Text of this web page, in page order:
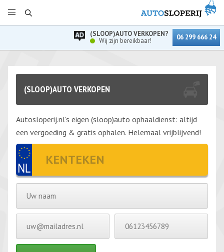
(SLOOP)AUTO VERKOPEN?
Wij zijn bereikbaar!
06 299 666 24
(SLOOP)AUTO VERKOPEN
Autosloperij.nl's eigen (sloop)auto ophaaldienst: altijd
een vergoeding & gratis ophalen. Helemaal vrijblijvend!